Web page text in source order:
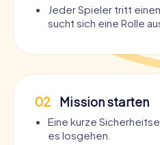
Jeder Spieler tritt
sucht sich eine Rolle
02 Mission starten
Eine kurze
es losgehen.